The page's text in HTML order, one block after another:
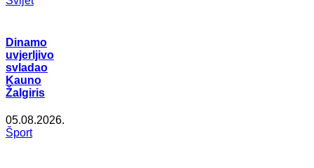
Dinamo
uvjerljivo
svladao
Kauno
Žalgiris
05.08.2026.
Šport